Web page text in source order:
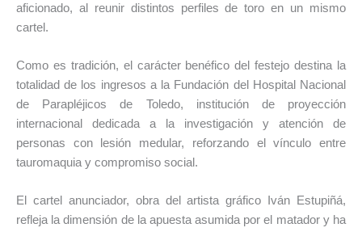
aficionado, al reunir distintos perfiles de toro en un mismo
cartel.
Como es tradición, el carácter benéfico del festejo destina la
totalidad de los ingresos a la Fundación del Hospital Nacional
de Parapléjicos de Toledo, institución de proyección
internacional dedicada a la investigación y atención de
personas con lesión medular, reforzando el vínculo entre
tauromaquia y compromiso social.
El cartel anunciador, obra del artista gráfico Iván Estupiñá,
refleja la dimensión de la apuesta asumida por el matador y ha